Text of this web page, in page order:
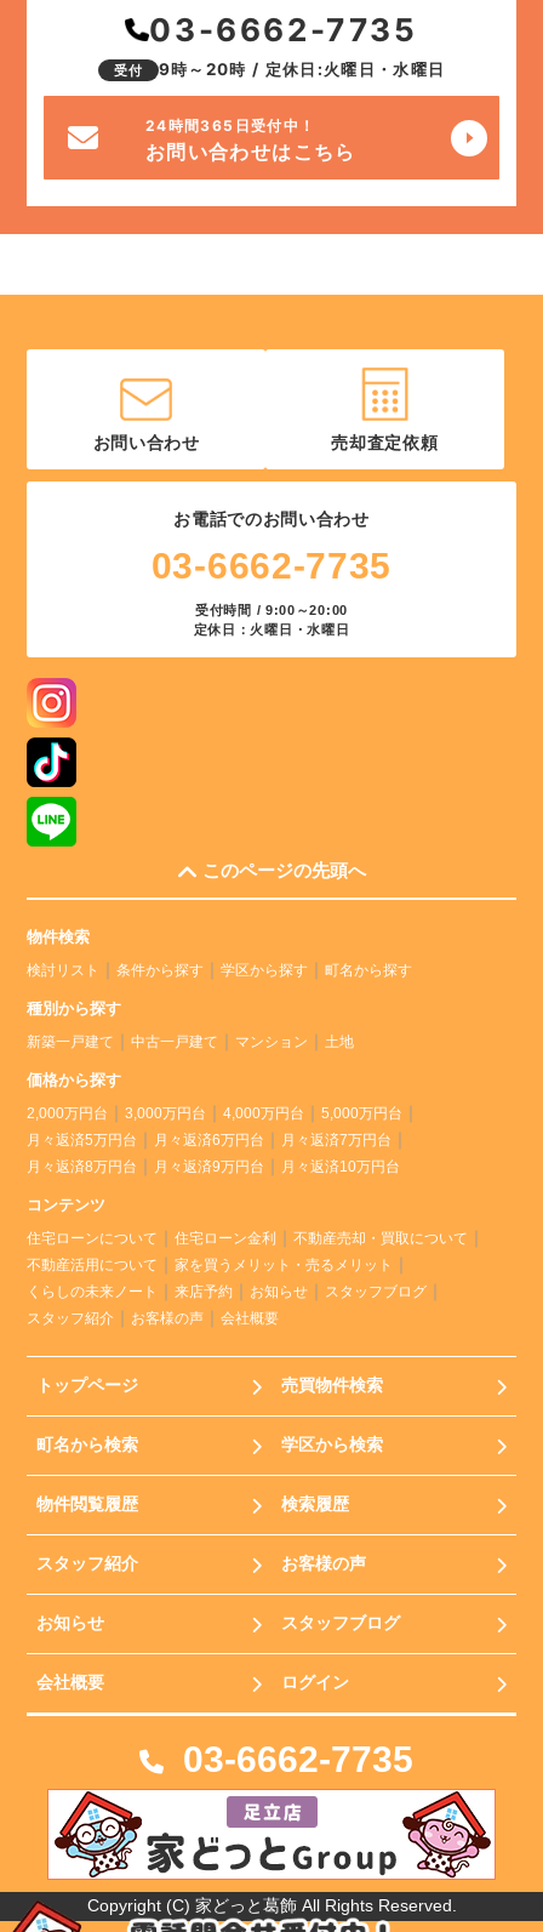
03-6662-7735
受付 9時～20時 / 定休日:火曜日・水曜日
24時間365日受付中！
お問い合わせはこちら
お電話でのお問い合わせ
03-6662-7735
受付時間 / 9:00～20:00
定休日：火曜日・水曜日
お問い合わせ 売却査定依頼
このページの先頭へ
物件検索
検討リスト 条件から探す 学区から探す 町名から探す
種別から探す
新築一戸建て 中古一戸建て マンション 土地
価格から探す
2,000万円台 3,000万円台 4,000万円台
5,000万円台
月々返済5万円台
月々返済6万円台
月々返済7万円台
月々返済8万円台
月々返済9万円台 月々返済10万円台
コンテンツ
住宅ローンについて 住宅ローン金利
不動産売却・買取について
不動産活用について
家を買うメリット・売るメリット
くらしの未来ノート
来店予約 お知らせ
スタッフブログ
スタッフ紹介
お客様の声 会社概要
トップページ 売買物件検索
町名から検索 学区から検索
物件閲覧履歴 検索履歴
スタッフ紹介 お客様の声
お知らせ スタッフブログ
会社概要 ログイン
03-6662-7735
Copyright (C) 家どっと葛飾 All Rights Reserved.